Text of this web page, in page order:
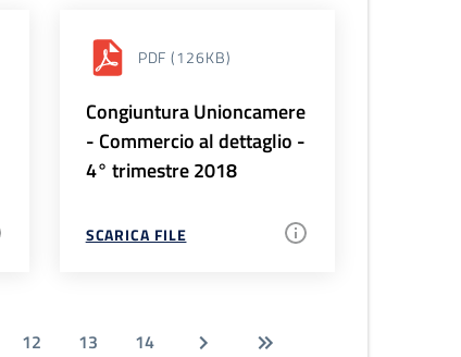
PDF (126KB)
Congiuntura Unioncamere
- Commercio al dettaglio -
4° trimestre 2018
SCARICA FILE
12 13 14